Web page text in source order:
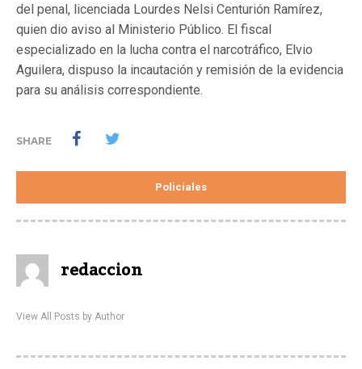
del penal, licenciada Lourdes Nelsi Centurión Ramírez,
quien dio aviso al Ministerio Público. El fiscal
especializado en la lucha contra el narcotráfico, Elvio
Aguilera, dispuso la incautación y remisión de la evidencia
para su análisis correspondiente.
SHARE
Policiales
redaccion
View All Posts by Author